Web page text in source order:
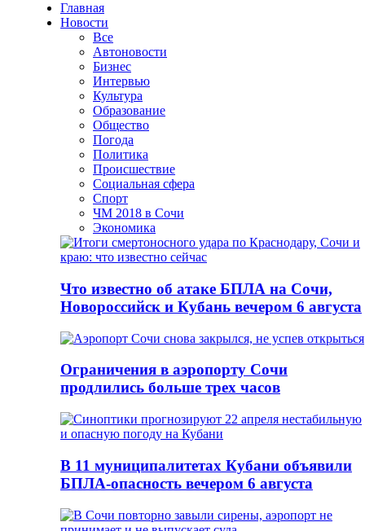
Главная
Новости
Все
Автоновости
Бизнес
Интервью
Культура
Образование
Общество
Погода
Политика
Происшествие
Социальная сфера
Спорт
ЧМ 2018 в Сочи
Экономика
Что известно об атаке БПЛА на Сочи,
Новороссийск и Кубань вечером 6 августа
Ограничения в аэропорту Сочи
продлились больше трех часов
В 11 муниципалитетах Кубани объявили
БПЛА-опасность вечером 6 августа